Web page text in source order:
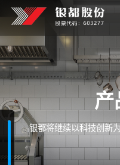
产
银都将继续以科技创新